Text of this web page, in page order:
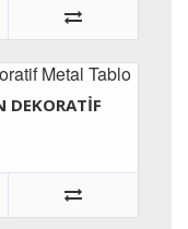
DEKORATIF